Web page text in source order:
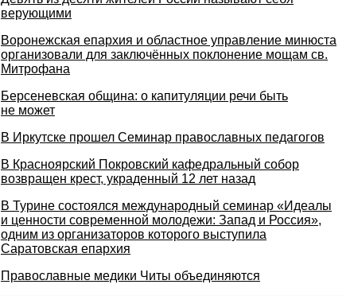
верующими
Воронежская епархия и областное управление минюста
организовали для заключённых поклонение мощам св.
Митрофана
Берсеневская община: о капитуляции речи быть
не может
В Иркутске прошел Семинар православных педагогов
В Красноярский Покровский кафедральный собор
возвращен крест, украденный 12 лет назад
В Турине состоялся международный семинар «Идеалы
и ценности современной молодежи: Запад и Россия»,
одним из организаторов которого выступила
Саратовская епархия
Православные медики Читы объединяются